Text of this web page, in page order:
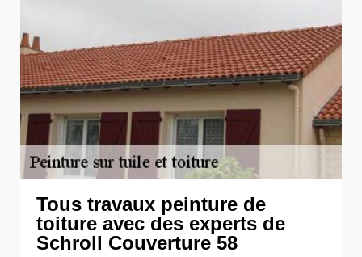
Tous travaux peinture de
toiture avec des experts de
Schroll Couverture 58